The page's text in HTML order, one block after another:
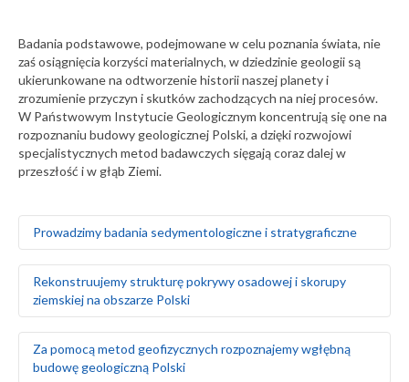
Badania podstawowe, podejmowane w celu poznania świata, nie
zaś osiągnięcia korzyści materialnych, w dziedzinie geologii są
ukierunkowane na odtworzenie historii naszej planety i
zrozumienie przyczyn i skutków zachodzących na niej procesów.
W Państwowym Instytucie Geologicznym koncentrują się one na
rozpoznaniu budowy geologicznej Polski, a dzięki rozwojowi
specjalistycznych metod badawczych sięgają coraz dalej w
przeszłość i w głąb Ziemi.
Prowadzimy badania sedymentologiczne i stratygraficzne
występujących na obszarze Polski i Europy, zarówno na
powierzchni ziemi, jak i głęboko pod nią
Za pomocą badań makrofaunistycznych,
makroflorystycznych, mikro- i makroplaeontologicznych
oraz palinologicznych określamy wiek skał
Tworzymy podziały litostratygraficzne stratygrafii
Rekonstruujemy strukturę pokrywy osadowej i skorupy
ziemskiej na obszarze Polski
podstawie analizy strukturalnej w odsłonięciach
powierzchniowych i otworach wiertniczych
Za pomocą metod geofizycznych rozpoznajemy wgłębną
budowę geologiczną Polski